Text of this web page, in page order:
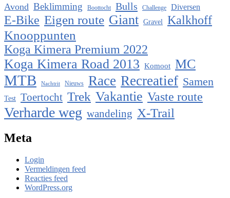
Avond Beklimming Boottocht Bulls Challenge Diversen
E-Bike Eigen route Giant Gravel Kalkhoff
Knooppunten
Koga Kimera Premium 2022
Koga Kimera Road 2013 Komoot MC
MTB Nachtrit Nieuws Race Recreatief Samen
Test Toertocht Trek Vakantie Vaste route
Verharde weg wandeling X-Trail
Meta
Login
Vermeldingen feed
Reacties feed
WordPress.org